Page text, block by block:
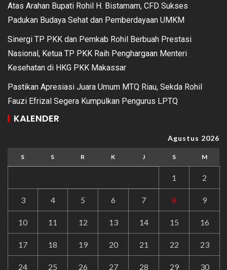
Atas Arahan Bupati Rohil H. Bistamam, CFD Sukses
Padukan Budaya Sehat dan Pemberdayaan UMKM
Sinergi TP PKK dan Pemkab Rohil Berbuah Prestasi
Nasional, Ketua TP PKK Raih Penghargaan Menteri
Kesehatan di HKG PKK Makassar
Pastikan Apresiasi Juara Umum MTQ Riau, Sekda Rohil
Fauzi Efrizal Segera Kumpulkan Pengurus LPTQ
KALENDER
Agustus 2026
S S R K J S M
1 2
3 4 5 6 7 8 9
10 11 12 13 14 15 16
17 18 19 20 21 22 23
24 25 26 27 28 29 30